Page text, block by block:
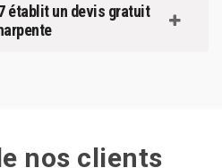
établit un devis gratuit
nos clients